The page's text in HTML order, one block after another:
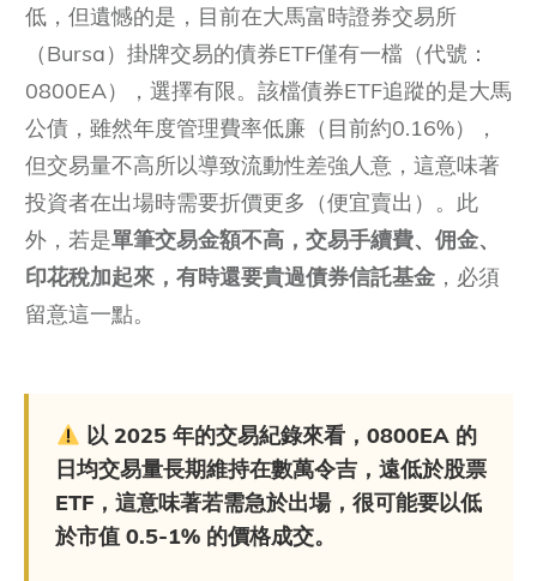
低，但遺憾的是，目前在大馬富時證券交易所
（Bursa）掛牌交易的債券ETF僅有一檔（代號：
0800EA），選擇有限。該檔債券ETF追蹤的是大馬
公債，雖然年度管理費率低廉（目前約0.16%），
但交易量不高所以導致流動性差強人意，這意味著
投資者在出場時需要折價更多（便宜賣出）。此
外，若是單筆交易金額不高，交易手續費、佣金、
印花稅加起來，有時還要貴過債券信託基金 ，必須
留意這一點。
以 2025 年的交易紀錄來看，0800EA 的
日均交易量長期維持在數萬令吉，遠低於股票
ETF，這意味著若需急於出場，很可能要以低
於市值 0.5-1% 的價格成交。